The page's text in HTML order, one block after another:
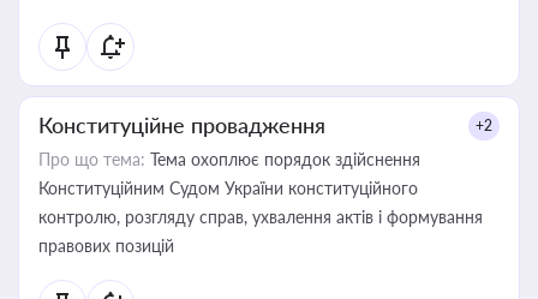
Конституційне провадження +2
Про що тема: Тема охоплює порядок здійснення
Конституційним Судом України конституційного
контролю, розгляду справ, ухвалення актів і формування
правових позицій